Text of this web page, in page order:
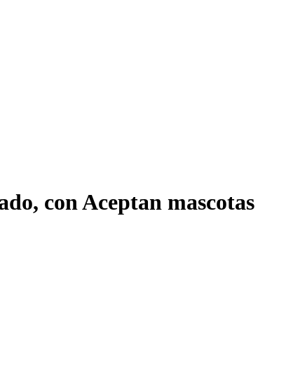
con Aceptan mascotas